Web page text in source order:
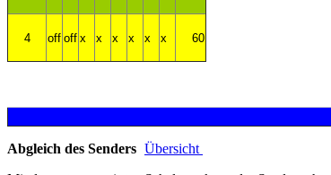
4 off off x x x x x x 60
Abgleich des Senders Übersicht